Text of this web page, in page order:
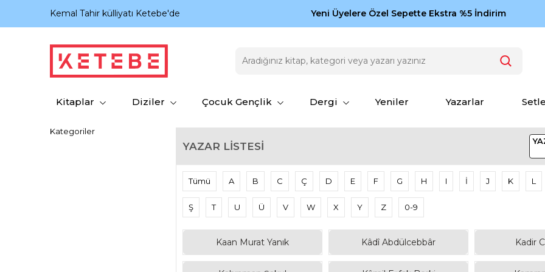
Kemal Tahir külliyatı Ketebe'de Zamansız eserler Ketebe'de: Cengiz Aytmatov
Yeni Üyelere Özel Sepette Ekstra %5 İndirim
Kitaplar Diziler Çocuk Gençlik Dergi Yeniler Yazarlar
Kategoriler
YAZAR LISTESI
Tümü A B C Ç D E F G H I İ J K L
Ş T U Ü V W X Y Z 0-9
Kaan Murat Yanık Kâdî Abdülcebbâr Kadir